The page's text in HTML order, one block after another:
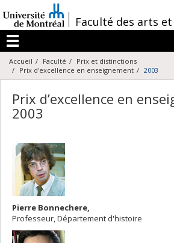
au
contenu
/Faculté des arts
Menu
Accueil Faculté
Prix et distinctions
Prix d'excellence en enseignement
2003
Prix d’excellence en
2003
Pierre Bonnechere,
Professeur, Département d'histoire